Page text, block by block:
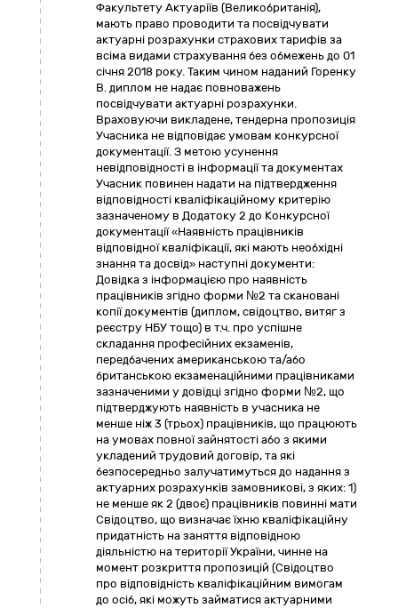
Факультету Актуаріїв (Великобританія),
мають право проводити та посвідчувати
актуарні розрахунки страхових тарифів за
всіма видами страхування без обмежень до 01
січня 2018 року. Таким чином наданий Горенку
В. диплом не надає повноважень
посвідчувати актуарні розрахунки.
Враховуючи викладене, тендерна пропозиція
Учасника не відповідає умовам конкурсної
документації. З метою усунення
невідповідності в інформації та документах
Учасник повинен надати на підтвердження
відповідності кваліфікаційному критерію
зазначеному в Додатоку 2 до Конкурсної
документації «Наявність працівників
відповідної кваліфікації, які мають необхідні
знання та досвід» наступні документи:
Довідка з інформацією про наявність
працівників згідно форми №2 та скановані
копії документів (диплом, свідоцтво, витяг з
реєстру НБУ тощо) в т.ч. про успішне
складання професійних екзаменів,
передбачених американською та/або
британською екзаменаційними працівниками
зазначеними у довідці згідно форми №2, що
підтверджують наявність в учасника не
менше ніж 3 (трьох) працівників, що працюють
на умовах повної зайнятості або з якими
укладений трудовий договір, та які
безпосередньо залучатимуться до надання з
актуарних розрахунків замовникові, з яких: 1)
не менше як 2 (двоє) працівників повинні мати
Свідоцтво, що визначає їхню кваліфікаційну
придатність на заняття відповідною
діяльністю на території України, чинне на
момент розкриття пропозицій (Свідоцтво
про відповідність кваліфікаційним вимогам
до осіб, які можуть займатися актуарними